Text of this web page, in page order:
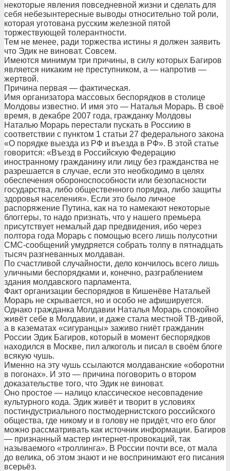
некоторые явления повседневной жизни и сделать для
себя небезынтересные выводы относительно той роли,
которая уготована русским железной пятой
торжествующей толерантности.
Тем не менее, ради торжества истины я должен заявить
что Эдик не виноват. Совсем.
Имеются минимум три причины, в силу которых Багиров
является никаким не преступником, а — напротив —
жертвой.
Причина первая — фактическая.
Имя организатора массовых беспорядков в столице
Молдовы известно. И имя это — Наталья Морарь. В своё
время, в декабре 2007 года, гражданку Молдовы
Наталью Морарь перестали пускать в Россиию в
соответствии с пунктом 1 статьи 27 федерального закона
«О порядке выезда из РФ и въезда в РФ». В этой статье
говорится: «Въезд в Российскую Федерацию
иностранному гражданину или лицу без гражданства не
разрешается в случае, если это необходимо в целях
обеспечения обороноспособности или безопасности
государства, либо общественного порядка, либо защиты
здоровья населения». Если это было личное
распоряжение Путина, как на то намекают некоторые
блоггеры, то надо признать, что у нашего премьера
присутствует немалый дар предвидения, ибо через
полтора года Морарь с помощью всего лишь полусотни
СМС-сообщений умудряется собрать толпу в пятнадцать
тысяч разгневанных молдаван.
По счастливой случайности, дело кончилось всего лишь
уличными беспорядками и, конечно, разграблением
здания молдавского парламента.
Факт организации беспорядков в Кишенёве Натальей
Морарь не скрывается, но и особо не афишируется.
Однако гражданка Молдавии Наталья Морарь спокойно
живёт себе в Молдавии, и даже стала местной ТВ-дивой,
а в казематах «сигуранцы» заживо гниёт гражданин
России Эдик Багиров, который в момент беспорядков
находился в Москве, пил алкоголь и писал в своём блоге
всякую чушь.
Именно на эту чушь ссылаются молдаванские «оборотни
в погонах». И это — причина поговорить о втором
доказательстве того, что Эдик не виноват.
Оно простое — налицо классическое несовпадение
культурного кода. Эдик живёт и творит в условиях
постиндустриального постмодернистского российского
общества, где никому и в голову не придёт, что его блог
можно рассматривать как источник информации. Багиров
— признанный мастер интернет-провокаций, так
называемого «троллинга». В России почти все, от мала
до велика, об этом знают и не воспринимают его писания
всерьёз.